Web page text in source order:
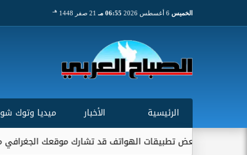
الخميس 06:55 مـ 21 صفر 1448 هـ
الرئيسية الأخبار ميديا وتوك شو
بعض تطبيقات الهواتف قد تشارك موقعك الجغرافي مع أطراف